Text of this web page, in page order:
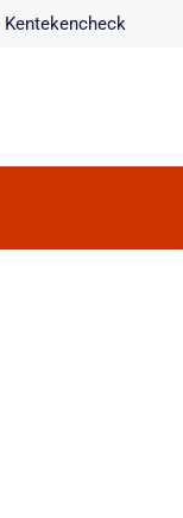
Kentekencheck